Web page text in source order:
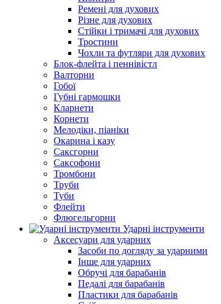
Ремені для духових
Різне для духових
Стійки і тримачі для духових
Тростини
Чохли та футляри для духових
Блок-флейта і пеннівістл
Валторни
Гобої
Губні гармошки
Кларнети
Корнети
Мелодіки, піаніки
Окарина і казу
Саксгорни
Саксофони
Тромбони
Труби
Туби
Флейти
Флюгельгорни
Ударні інструменти
Аксесуари для ударних
Засоби по догляду за ударними
Інше для ударних
Обручі для барабанів
Педалі для барабанів
Пластики для барабанів